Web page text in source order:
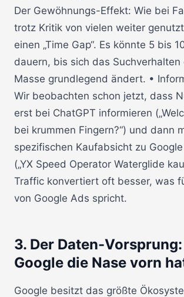
Der Gewöhnungs-Effekt: Wie bei
trotz Kritik von vielen weiter
einen „Time Gap“. Es könnte 5 bis
dauern, bis sich das
Masse grundlegend ändert. •
Wir beobachten schon jetzt, dass
erst bei ChatGPT informieren
bei krummen Fingern?“) und dann
spezifischen Kaufabsicht zu
(„YX Speed Operator Waterglide
Traffic konvertiert oft besser, was
von Google Ads spricht.
3. Der Daten-
Google die Nase vorn
Google besitzt das größte